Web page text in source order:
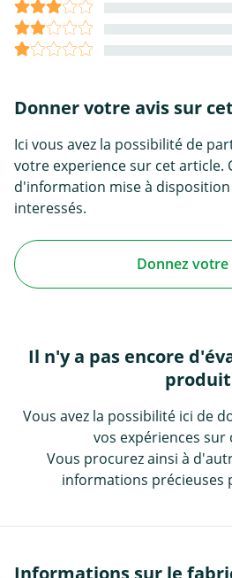
Donner votre avis sur
Ici vous avez la possibilité de
votre experience sur cet article.
d'information mise à
interessés.
Donnez votre
Il n'y a pas encore
produit
Vous avez la possibilité ici de
vos expériences sur
Vous procurez ainsi à
informations précieuses
Informations sur le